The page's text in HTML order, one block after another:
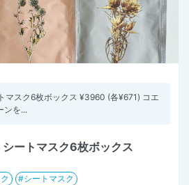
スク6枚ボックス ¥3960 (各¥671) コエ
ンを...
ートマスク6枚ボックス
シートマスク